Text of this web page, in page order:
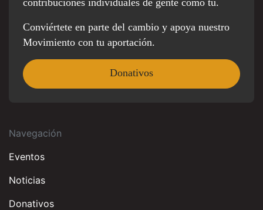
contribuciones individuales de gente como tú.
Conviértete en parte del cambio y apoya nuestro
Movimiento con tu aportación.
Donativos
Navegación
Eventos
Noticias
Donativos